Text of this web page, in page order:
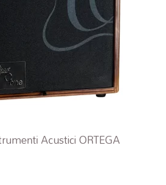
Acustici ORTEGA